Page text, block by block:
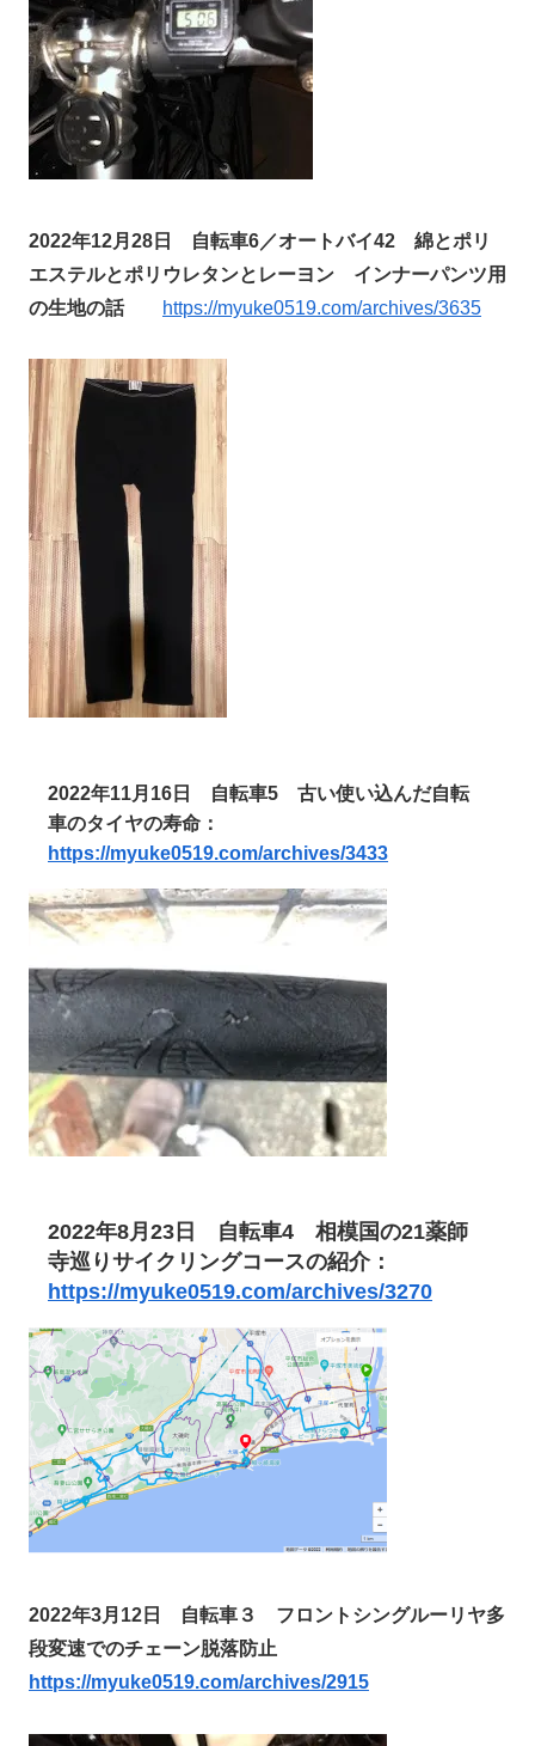
2022年12月28日 自転車6／オートバイ42 綿とポリ
エステルとポリウレタンとレーヨン インナーパンツ用
の生地の話
https://myuke0519.com/archives/3635
2022年11月16日
自転車5 古い使い込んだ自転
車のタイヤの寿命：
https://myuke0519.com/archives/3433
2022年8月23日
自転車4 相模国の21薬師
寺巡りサイクリングコースの紹介：
https://myuke0519.com/archives/3270
2022年3月12日 自転車３ フロントシングルーリヤ多
段変速でのチェーン脱落防止
https://myuke0519.com/archives/2915